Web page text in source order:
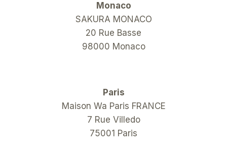
Monaco
SAKURA MONACO
20 Rue Basse
98000 Monaco
Paris
Maison Wa Paris FRANCE
7 Rue Villedo
75001 Paris